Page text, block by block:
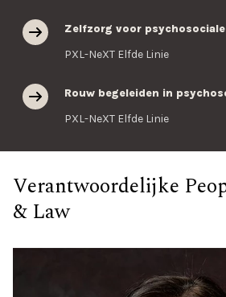
Zelfzorg voor
PXL-NeXT Elfde Linie
Rouw begeleiden in
PXL-NeXT Elfde Linie
Verantwoordelijke
& Law